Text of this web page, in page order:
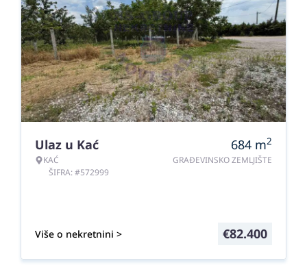
Ulaz u Kać
KAĆ
ŠIFRA: #572999
684 m2
GRAĐEVINSKO ZEMLJIŠTE
Više o nekretnini > €82.400